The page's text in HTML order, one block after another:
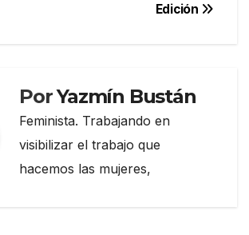
Edición
PorYazmín Bustán
Feminista. Trabajando en
visibilizar el trabajo que
hacemos las mujeres,